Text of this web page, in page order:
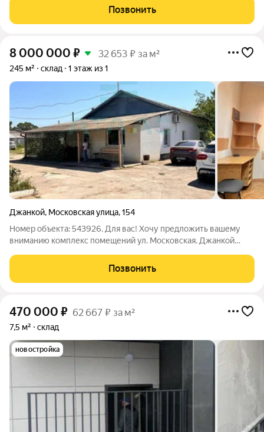
использование под сельское хозяйство. На участке пробурена
скважина также имеется
Позвонить
8 000 000 ₽ 32 653 ₽ за м²
245 м² склад 1 этаж из 1
Джанкой, Московская улица,154
Номер объекта: 543926. Для вас! Хочу предложить вашему
вниманию комплекс помещений ул. Московская. Джанкой
ВРИ предпринимательство. Коммуникации: Центральные.
Электричество - 4кВт.
Позвонить
470 000 ₽ 62 667 ₽ за м²
7,5 м² склад
новостройка